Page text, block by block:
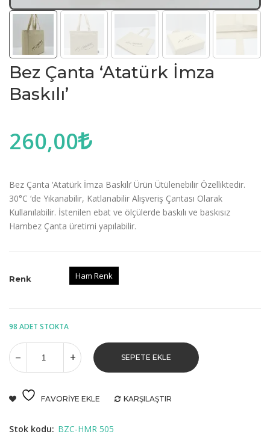
Bez Çanta ‘Atatürk İmza
Baskılı’
260,00
Bez Çanta ‘Atatürk İmza Baskılı’ Ürün Ütülenebilir Özelliktedir.
30°C ‘de Yıkanabilir, Katlanabilir Alışveriş Çantası Olarak
Kullanılabilir. İstenilen ebat ve ölçülerde baskılı ve baskısız
Hambez Çanta üretimi yapılabilir.
Renk Ham Renk
98 ADET STOKTA
SEPETE EKLE
FAVORIYE EKLE KARŞILAŞTIR
Stok kodu: BZC-HMR 505